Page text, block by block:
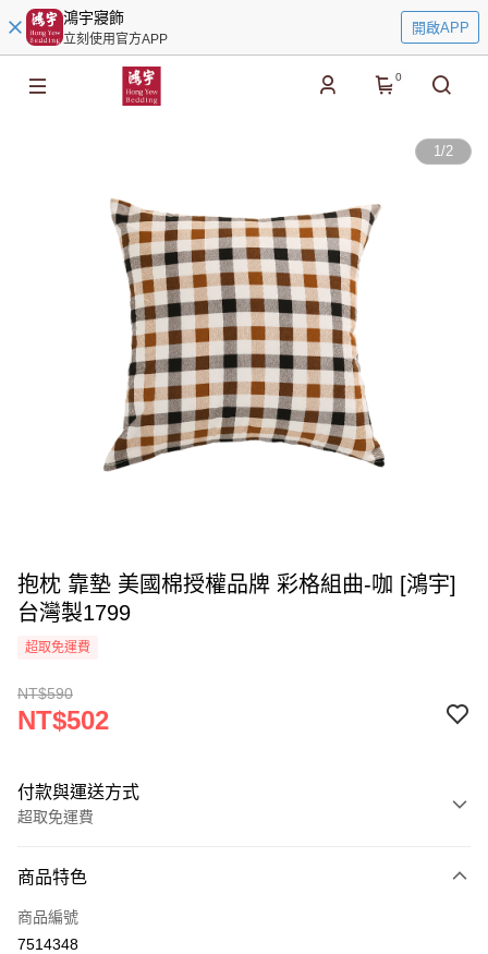
鴻宇寢飾
立刻使用官方APP
開啟APP
0
1/2
抱枕 靠墊 美國棉授權品牌 彩格組曲-咖 [鴻宇]
台灣製1799
超取免運費
NT$590
NT$502
付款與運送方式
超取免運費
信用卡一次付款
超商取貨付款
商品特色
商品編號
7514348